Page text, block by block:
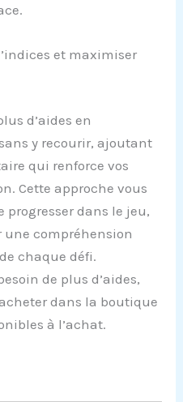
et maximiser
d’aides en
y recourir, ajoutant
qui renforce vos
Cette approche vous
dans le jeu,
une compréhension
chaque défi.
de plus d’aides,
dans la boutique
à l’achat.